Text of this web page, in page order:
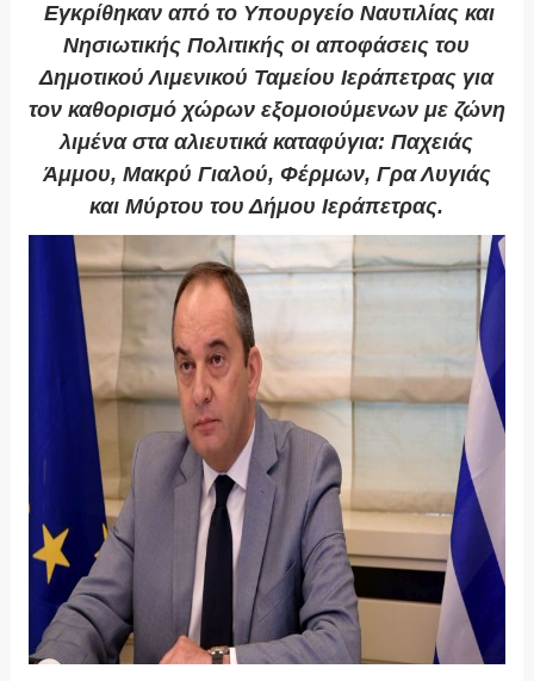
Εγκρίθηκαν από το Υπουργείο Ναυτιλίας και
Νησιωτικής Πολιτικής οι αποφάσεις του
Δημοτικού Λιμενικού Ταμείου Ιεράπετρας για
τον καθορισμό χώρων εξομοιούμενων με ζώνη
λιμένα στα αλιευτικά καταφύγια: Παχειάς
Άμμου, Μακρύ Γιαλού, Φέρμων, Γρα Λυγιάς
και Μύρτου του Δήμου Ιεράπετρας.